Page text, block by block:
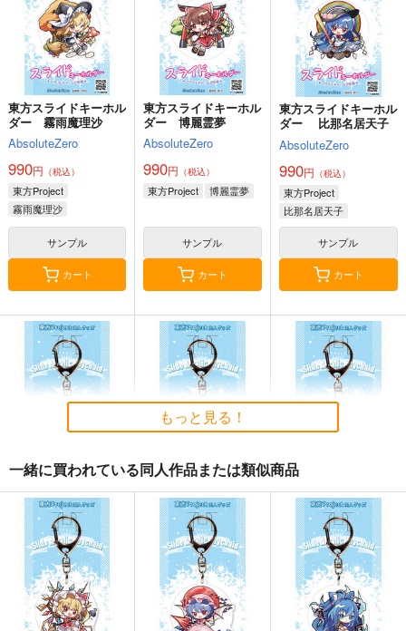
鏡音リン
鏡音レン
サンプル
カート
VOCALOID 初音ミク
サンプル
作品詳細
VOCALOID 初音ミク
サンプル
作品詳細
マジカルミライ2023-
初音ミ
ク-160CMX50CM抱き
枕カバー【YC1217】
13,200円（税込）
作品詳細
ラビットホール-初音
ミク-160CMX50CM抱
き枕カバー
【YC1251】
13,200円（税込）
VOCALOID 初音ミク
作品詳細
マジカルミライ2024-
初音ミ
ク-160CMX50CM抱き
枕カバー【YC1301】
13,200円（税込）
東方スライドキーホル
ダー 霧雨魔理沙
AbsoluteZero
990円 （税込）
東方Project
霧雨魔理沙
サンプル
カート
東方スライドキーホル
ダー 博麗霊夢
AbsoluteZero
990円 （税込）
東方Project 博麗霊夢
サンプル
カート
東方スライドキーホル
ダー 比那名居天子
AbsoluteZero
990円 （税込）
東方Project
比那名居天子
サンプル
カート
東方スライドキーホル
ダー 十六夜咲夜
AbsoluteZero
990円 （税込）
東方Project
十六夜咲夜
東方スライドキーホル
ダー 魂魄妖夢
AbsoluteZero
990円（税込）
東方Project 魂魄妖夢
東方スライドキーホル
ダー 古明地さとり
AbsoluteZero
990円（税込）
東方Project
古明地さとり
もっと見る！
一緒に買われている同人作品または類似商品